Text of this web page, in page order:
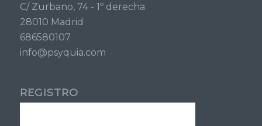
C/ Zurbano, 74 - 1º derecha
28010 Madrid
686580107
info@psyquia.com
REGISTRO